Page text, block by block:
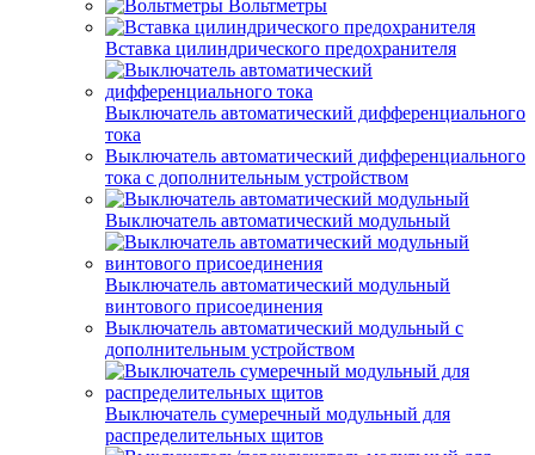
Вольтметры
Вставка цилиндрического предохранителя
Выключатель автоматический дифференциального
тока
Выключатель автоматический дифференциального
тока с дополнительным устройством
Выключатель автоматический модульный
Выключатель автоматический модульный
винтового присоединения
Выключатель автоматический модульный с
дополнительным устройством
Выключатель сумеречный модульный для
распределительных щитов